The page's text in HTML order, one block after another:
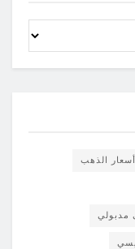
أسعار الذهب
مدبولي